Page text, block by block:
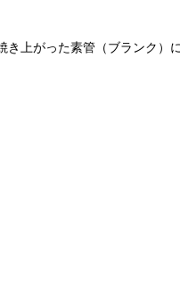
上がった素管（ブランク）